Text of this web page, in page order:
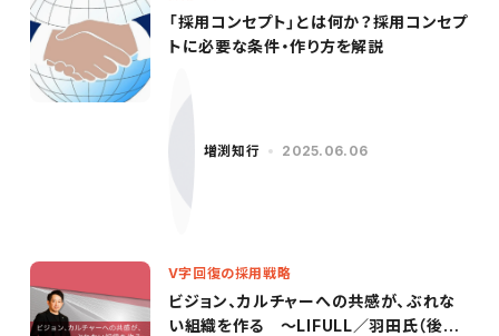
「採用コンセプト」とは何か？採用コンセプ
トに必要な条件・作り方を解説
増渕知行 2025.06.06
V字回復の採用戦略
ビジョン、カルチャーへの共感が、ぶれな
い組織を作る ～LIFULL／羽田氏（後